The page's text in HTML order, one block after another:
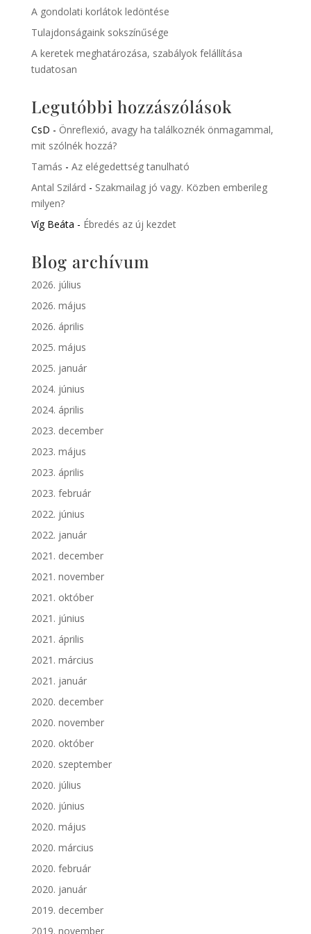
A gondolati korlátok ledöntése
Tulajdonságaink sokszínűsége
A keretek meghatározása, szabályok felállítása
tudatosan
Legutóbbi hozzászólások
CsD - Önreflexió, avagy ha találkoznék önmagammal,
mit szólnék hozzá?
Tamás - Az elégedettség tanulható
Antal Szilárd - Szakmailag jó vagy. Közben emberileg
milyen?
Víg Beáta - Ébredés az új kezdet
Blog archívum
2026. július
2026. május
2026. április
2025. május
2025. január
2024. június
2024. április
2023. december
2023. május
2023. április
2023. február
2022. június
2022. január
2021. december
2021. november
2021. október
2021. június
2021. április
2021. március
2021. január
2020. december
2020. november
2020. október
2020. szeptember
2020. július
2020. június
2020. május
2020. március
2020. február
2020. január
2019. december
2019. november